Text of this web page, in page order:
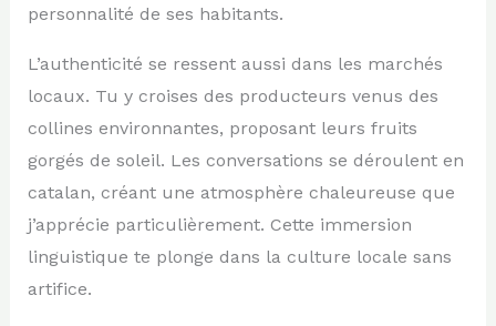
personnalité de ses habitants.
L’authenticité se ressent aussi dans les marchés
locaux. Tu y croises des producteurs venus des
collines environnantes, proposant leurs fruits
gorgés de soleil. Les conversations se déroulent en
catalan, créant une atmosphère chaleureuse que
j’apprécie particulièrement. Cette immersion
linguistique te plonge dans la culture locale sans
artifice.